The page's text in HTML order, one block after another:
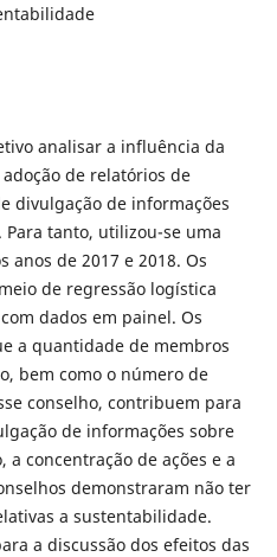
analisar a influência da
de relatórios de
divulgação de informações
Para tanto, utilizou-se uma
anos de 2017 e 2018. Os
de regressão logística
dados em painel. Os
a quantidade de membros
bem como o número de
conselho, contribuem para
de informações sobre
concentração de ações e a
demonstraram não ter
a sustentabilidade.
a discussão dos efeitos das